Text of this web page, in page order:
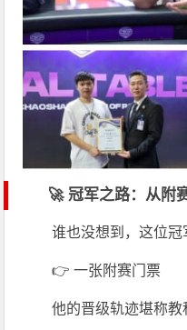
🚀 冠军之路：从附
谁也没想到，这位冠
👉 一张附赛门票
他的晋级轨迹堪称教